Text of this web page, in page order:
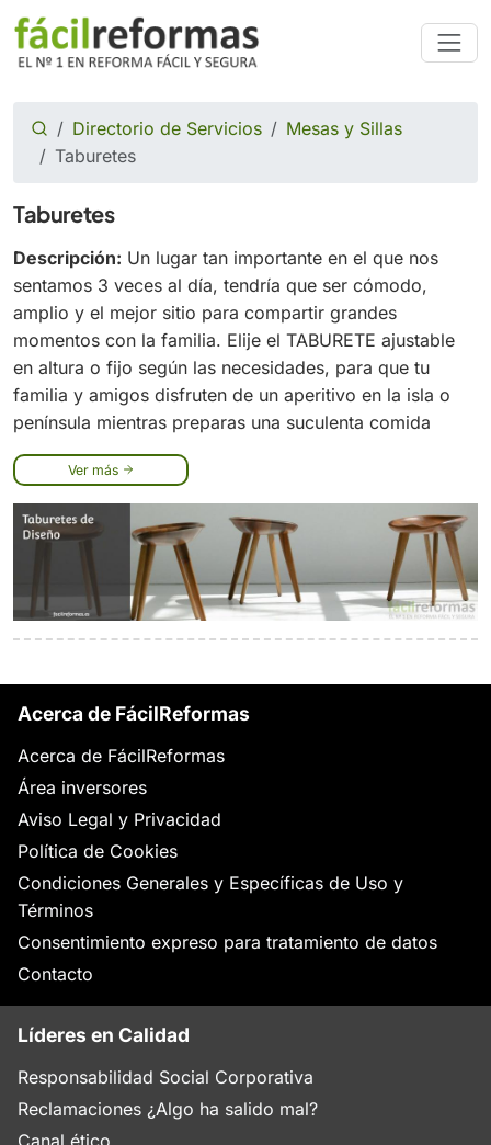
Directorio de Servicios
Mesas y Sillas
Taburetes
Taburetes
Descripción: Un lugar tan importante en el que nos
sentamos 3 veces al día, tendría que ser cómodo,
amplio y el mejor sitio para compartir grandes
momentos con la familia. Elije el TABURETE ajustable
en altura o fijo según las necesidades, para que tu
familia y amigos disfruten de un aperitivo en la isla o
península mientras preparas una suculenta comida
Ver más
Acerca de FácilReformas
Acerca de FácilReformas
Área inversores
Aviso Legal y Privacidad
Política de Cookies
Condiciones Generales y Específicas de Uso y
Términos
Consentimiento expreso para tratamiento de datos
Contacto
Líderes en Calidad
Responsabilidad Social Corporativa
Reclamaciones ¿Algo ha salido mal?